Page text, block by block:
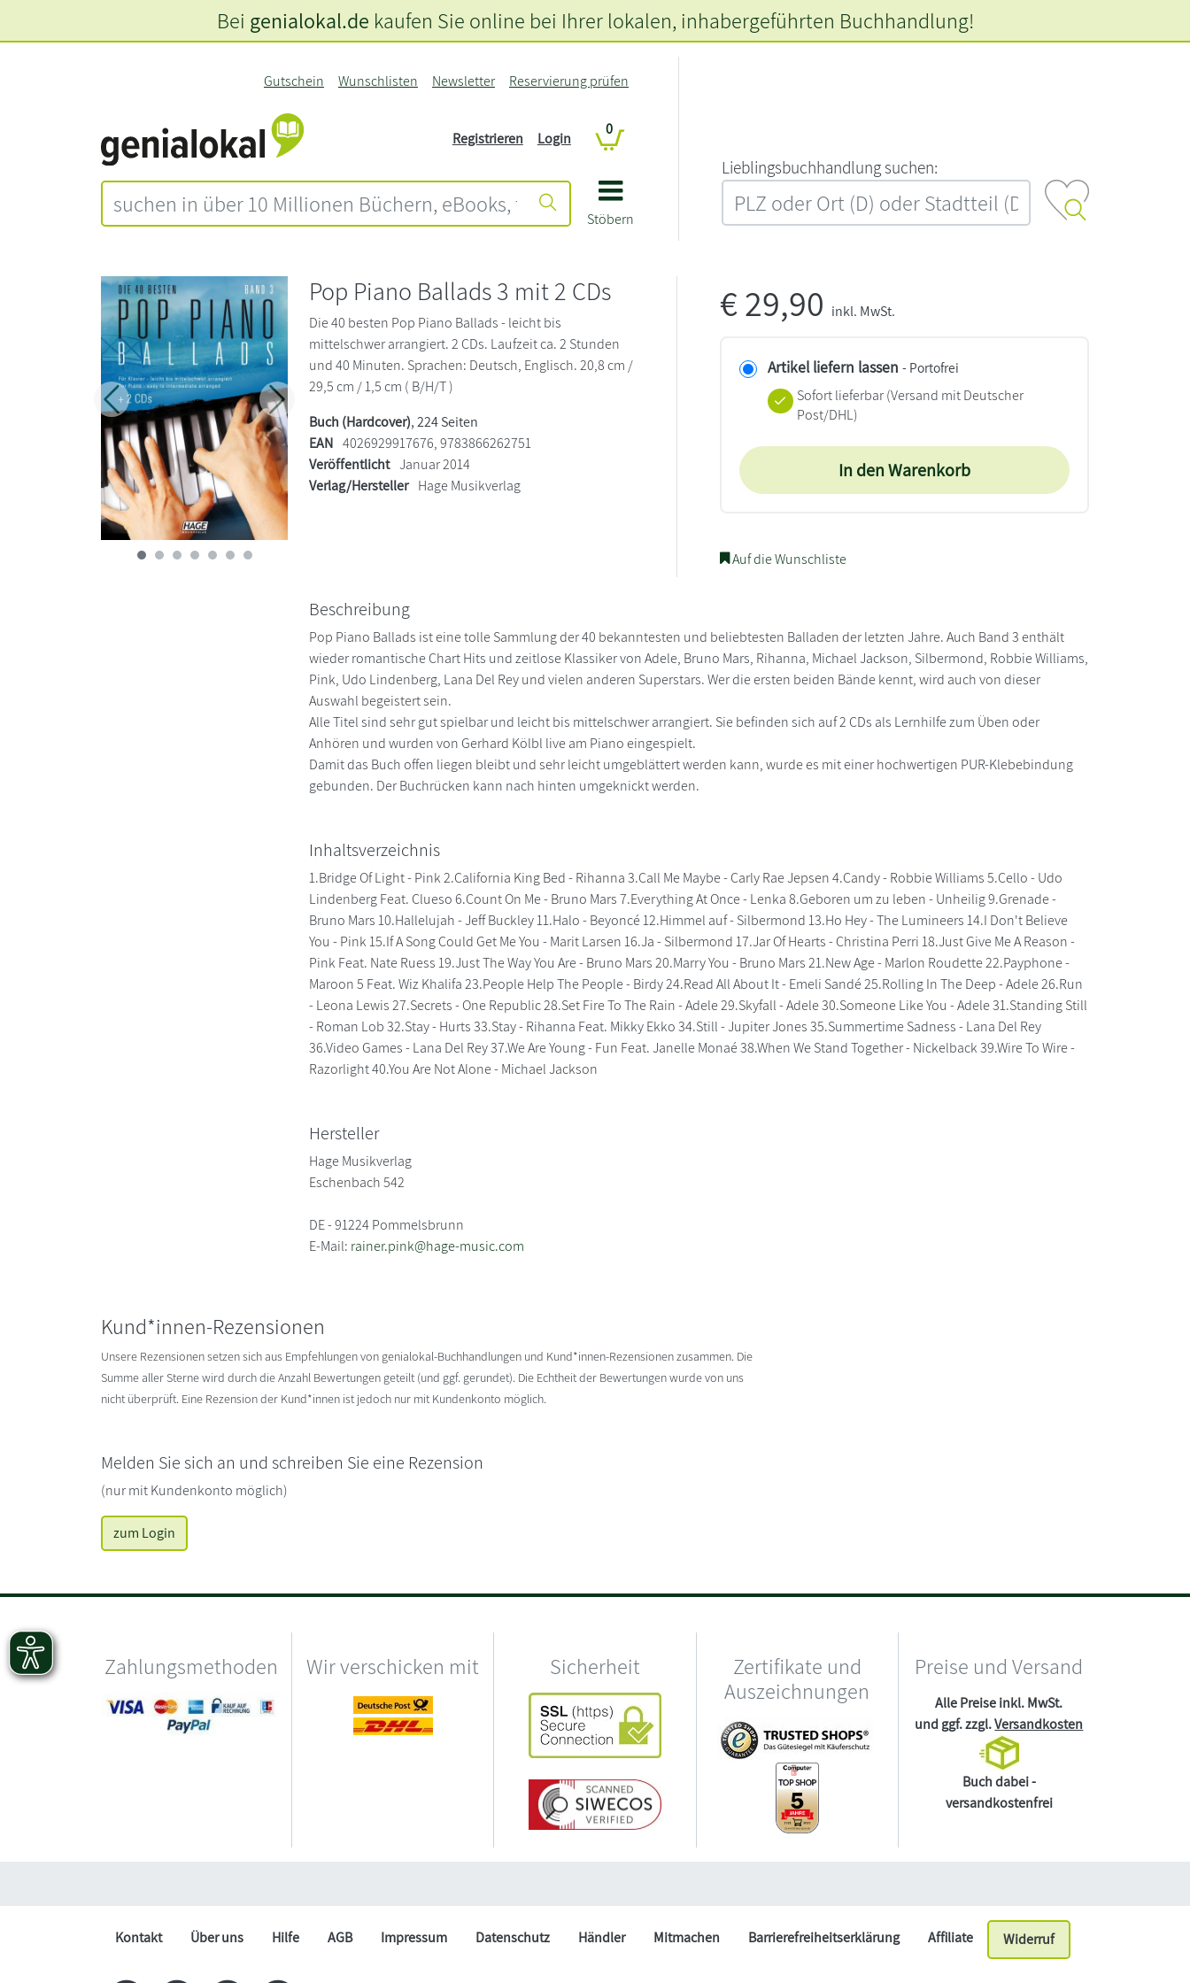
Stöbern
Gutschein Wunschlisten Newsletter Reservierung prüfen
Registrieren Login
0
L‍i‍e‍b‍l‍i‍n‍g‍s‍b‍u‍c‍h‍h‍a‍n‍d‍l‍u‍n‍g‍ ‍s‍u‍c‍h‍e‍n‍:‍
Bei genialokal.de kaufen Sie online bei Ihrer lokalen, inhabergeführten Buchhandlung!
Zurück Weiter
Pop Piano Ballads 3 mit 2 CDs
Die 40 besten Pop Piano Ballads - leicht bis
mittelschwer arrangiert. 2 CDs. Laufzeit ca. 2 Stunden
und 40 Minuten. Sprachen: Deutsch, Englisch. 20,8 cm /
29,5 cm / 1,5 cm ( B/H/T )
Buch (Hardcover), 224 Seiten
EAN 4026929917676, 9783866262751
Veröffentlicht Januar 2014
Verlag/Hersteller Hage Musikverlag
€29,90 inkl. MwSt.
Artikel liefern lassen - Portofrei
Sofort lieferbar(Versand mit Deutscher
Post/DHL)
In den Warenkorb
Auf die Wunschliste
Beschreibung
Pop Piano Ballads ist eine tolle Sammlung der 40 bekanntesten und beliebtesten Balladen der letzten Jahre. Auch Band 3 enthält
wieder romantische Chart Hits und zeitlose Klassiker von Adele, Bruno Mars, Rihanna, Michael Jackson, Silbermond, Robbie Williams,
Pink, Udo Lindenberg, Lana Del Rey und vielen anderen Superstars. Wer die ersten beiden Bände kennt, wird auch von dieser
Auswahl begeistert sein.
Alle Titel sind sehr gut spielbar und leicht bis mittelschwer arrangiert. Sie befinden sich auf 2 CDs als Lernhilfe zum Üben oder
Anhören und wurden von Gerhard Kölbl live am Piano eingespielt.
Damit das Buch offen liegen bleibt und sehr leicht umgeblättert werden kann, wurde es mit einer hochwertigen PUR-Klebebindung
gebunden. Der Buchrücken kann nach hinten umgeknickt werden.
Inhaltsverzeichnis
1.Bridge Of Light - Pink 2.California King Bed - Rihanna 3.Call Me Maybe - Carly Rae Jepsen 4.Candy - Robbie Williams 5.Cello - Udo
Lindenberg Feat. Clueso 6.Count On Me - Bruno Mars 7.Everything At Once - Lenka 8.Geboren um zu leben - Unheilig 9.Grenade -
Bruno Mars 10.Hallelujah - Jeff Buckley 11.Halo - Beyoncé 12.Himmel auf - Silbermond 13.Ho Hey - The Lumineers 14.I Don't Believe
You - Pink 15.If A Song Could Get Me You - Marit Larsen 16.Ja - Silbermond 17.Jar Of Hearts - Christina Perri 18.Just Give Me A Reason -
Pink Feat. Nate Ruess 19.Just The Way You Are - Bruno Mars 20.Marry You - Bruno Mars 21.New Age - Marlon Roudette 22.Payphone -
Maroon 5 Feat. Wiz Khalifa 23.People Help The People - Birdy 24.Read All About It - Emeli Sandé 25.Rolling In The Deep - Adele 26.Run
- Leona Lewis 27.Secrets - One Republic 28.Set Fire To The Rain - Adele 29.Skyfall - Adele 30.Someone Like You - Adele 31.Standing Still
- Roman Lob 32.Stay - Hurts 33.Stay - Rihanna Feat. Mikky Ekko 34.Still - Jupiter Jones 35.Summertime Sadness - Lana Del Rey
36.Video Games - Lana Del Rey 37.We Are Young - Fun Feat. Janelle Monaé 38.When We Stand Together - Nickelback 39.Wire To Wire -
Razorlight 40.You Are Not Alone - Michael Jackson
Hersteller
Hage Musikverlag
Eschenbach 542
DE - 91224 Pommelsbrunn
E-Mail: rainer.pink@hage-music.com
Kund*innen-Rezensionen
Unsere Rezensionen setzen sich aus Empfehlungen von genialokal-Buchhandlungen und Kund*innen-Rezensionen zusammen. Die
Summe aller Sterne wird durch die Anzahl Bewertungen geteilt (und ggf. gerundet). Die Echtheit der Bewertungen wurde von uns
nicht überprüft. Eine Rezension der Kund*innen ist jedoch nur mit Kundenkonto möglich.
Melden Sie sich an und schreiben Sie eine Rezension
(nur mit Kundenkonto möglich)
zum Login
Zahlungsmethoden Wir verschicken mit Sicherheit
Zertifikate und
Auszeichnungen
Preise und Versand
Alle Preise inkl. MwSt.
und ggf. zzgl.Versandkosten
Buch dabei -
versandkostenfrei
Kontakt Über uns Hilfe AGB Impressum Datenschutz Händler Mitmachen Barrierefreiheitserklärung Affiliate Widerruf